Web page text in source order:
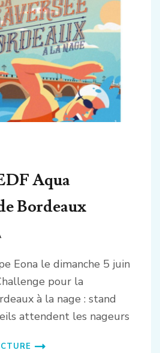
Aqua
Bordeaux
Eona le dimanche 5 juin
pour la
à la nage : stand
attendent les nageurs